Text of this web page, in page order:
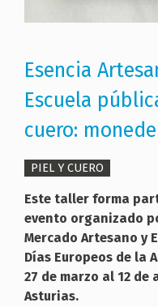
Esencia
Escuela
cuero:
PIEL Y CUERO
Este taller forma
evento organizado
Mercado Artesano y
Días Europeos de la
27 de marzo al 12
Asturias.